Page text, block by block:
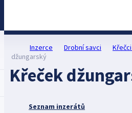
Inzerce Drobní savci
džungarský
Křeček
Seznam inzerátů